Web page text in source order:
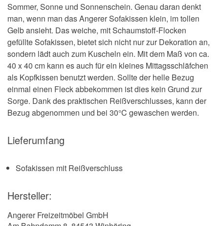
Sommer, Sonne und Sonnenschein. Genau daran denkt
man, wenn man das Angerer Sofakissen klein, im tollen
Gelb ansieht. Das weiche, mit Schaumstoff-Flocken
gefüllte Sofakissen, bietet sich nicht nur zur Dekoration an,
sondern lädt auch zum Kuscheln ein. Mit dem Maß von ca.
40 x 40 cm kann es auch für ein kleines Mittagsschläfchen
als Kopfkissen benutzt werden. Sollte der helle Bezug
einmal einen Fleck abbekommen ist dies kein Grund zur
Sorge. Dank des praktischen Reißverschlusses, kann der
Bezug abgenommen und bei 30°C gewaschen werden.
Lieferumfang
Sofakissen mit Reißverschluss
Hersteller:
Angerer Freizeitmöbel GmbH